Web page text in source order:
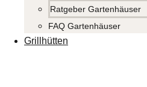
Ratgeber Gartenhäuser
FAQ Gartenhäuser
Grillhütten